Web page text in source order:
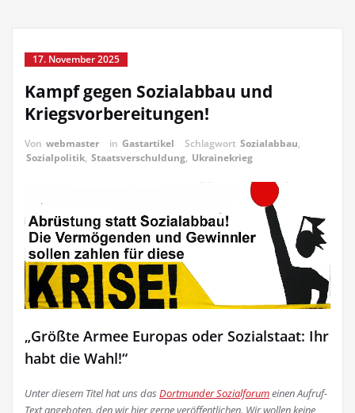
17. November 2025
Kampf gegen Sozialabbau und
Kriegsvorbereitungen!
Von webmaster in Gastartikel Schlagwort Sozialabbau,
Sozialpolitik, Staatsverschuldung, Ukrainekrieg
„Größte Armee Europas oder Sozialstaat: Ihr
habt die Wahl!“
Unter diesem Titel hat uns das Dortmunder Sozialforumeinen Aufruf-
Text angeboten, den wir hier gerne veröffentlichen. Wir wollen keine